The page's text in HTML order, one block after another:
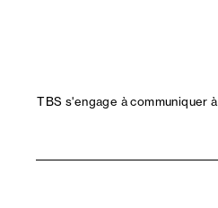
TBS s'engage à